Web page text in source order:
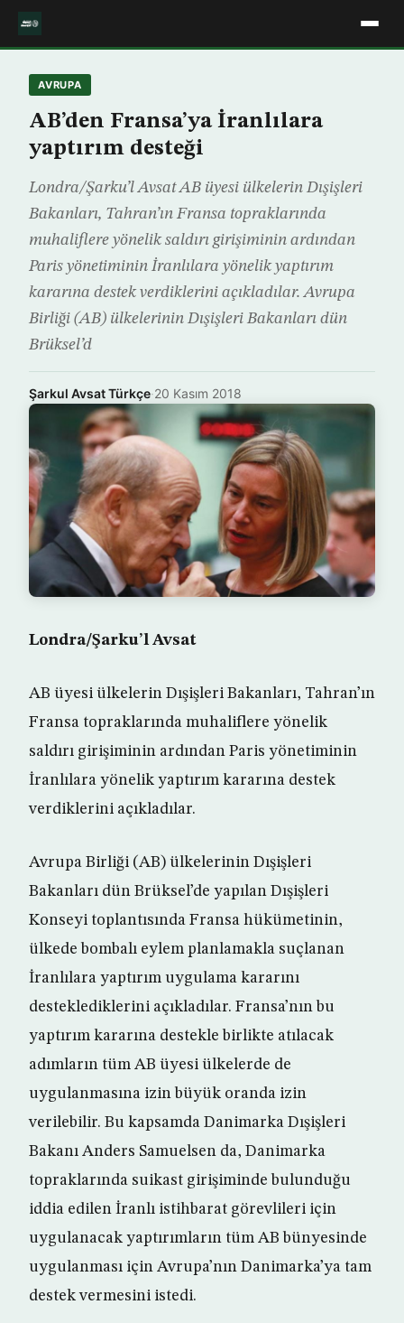
AVRUPA
AB’den Fransa’ya İranlılara
yaptırım desteği
Londra/Şarku’l Avsat AB üyesi ülkelerin Dışişleri
Bakanları, Tahran’ın Fransa topraklarında
muhaliflere yönelik saldırı girişiminin ardından
Paris yönetiminin İranlılara yönelik yaptırım
kararına destek verdiklerini açıkladılar. Avrupa
Birliği (AB) ülkelerinin Dışişleri Bakanları dün
Brüksel’d
Şarkul Avsat Türkçe·20 Kasım 2018
Londra/Şarku’l Avsat
AB üyesi ülkelerin Dışişleri Bakanları, Tahran’ın
Fransa topraklarında muhaliflere yönelik
saldırı girişiminin ardından Paris yönetiminin
İranlılara yönelik yaptırım kararına destek
verdiklerini açıkladılar.
Avrupa Birliği (AB) ülkelerinin Dışişleri
Bakanları dün Brüksel’de yapılan Dışişleri
Konseyi toplantısında Fransa hükümetinin,
ülkede bombalı eylem planlamakla suçlanan
İranlılara yaptırım uygulama kararını
desteklediklerini açıkladılar. Fransa’nın bu
yaptırım kararına destekle birlikte atılacak
adımların tüm AB üyesi ülkelerde de
uygulanmasına izin büyük oranda izin
verilebilir. Bu kapsamda Danimarka Dışişleri
Bakanı Anders Samuelsen da, Danimarka
topraklarında suikast girişiminde bulunduğu
iddia edilen İranlı istihbarat görevlileri için
uygulanacak yaptırımların tüm AB bünyesinde
uygulanması için Avrupa’nın Danimarka’ya tam
destek vermesini istedi.